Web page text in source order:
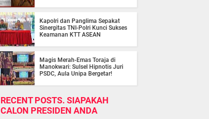
Kapolri dan Panglima Sepakat
Sinergitas TNI-Polri Kunci Sukses
Keamanan KTT ASEAN
Magis Merah-Emas Toraja di
Manokwari: Sulsel Hipnotis Juri
PSDC, Aula Unipa Bergetar!
RECENT POSTS. SIAPAKAH
CALON PRESIDEN ANDA